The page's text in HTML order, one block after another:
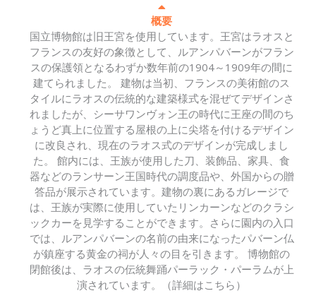
概要
国立博物館は旧王宮を使用しています。王宮はラオスと
フランスの友好の象徴として、ルアンパバーンがフラン
スの保護領となるわずか数年前の1904～1909年の間に
建てられました。 建物は当初、フランスの美術館のス
タイルにラオスの伝統的な建築様式を混ぜてデザインさ
れましたが、シーサワンヴォン王の時代に王座の間のち
ょうど真上に位置する屋根の上に尖塔を付けるデザイン
に改良され、現在のラオス式のデザインが完成しまし
た。 館内には、王族が使用した刀、装飾品、家具、食
器などのランサーン王国時代の調度品や、外国からの贈
答品が展示されています。建物の裏にあるガレージで
は、王族が実際に使用していたリンカーンなどのクラシ
ックカーを見学することができます。さらに園内の入口
では、ルアンパバーンの名前の由来になったパバーン仏
が鎮座する黄金の祠が人々の目を引きます。 博物館の
閉館後は、ラオスの伝統舞踊パーラック・パーラムが上
演されています。（詳細はこちら）